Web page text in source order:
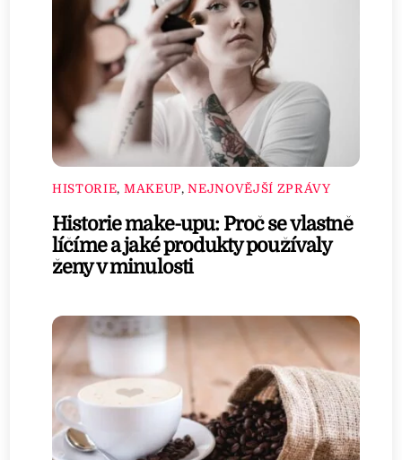
HISTORIE, MAKEUP,NEJNOVĚJŠÍ ZPRÁVY
Historie make-upu: Proč se vlastně
líčíme a jaké produkty používaly
ženy v minulosti